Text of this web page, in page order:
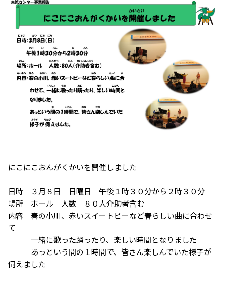
にこにこおんがくかいを開催しました
日時 ３月８日 日曜日 午後１時３０分から２時３０分
場所 ホール 人数 ８０人介助者含む
内容 春の小川、赤いスイートピーなど春らしい曲に合わせ
て
一緒に歌った踊ったり、楽しい時間となりました
あっという間の１時間で、皆さん楽しんでいた様子が
伺えました